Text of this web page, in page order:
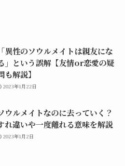
「異性のソウルメイトは親友にな
」という誤解【友情or恋愛の疑
も解説】
2023年1月22日
ウルメイトなのに去っていく？
れ違いや一度離れる意味を解説
2023年1月2日